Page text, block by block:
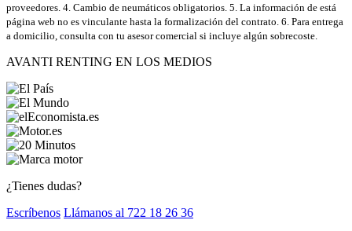
proveedores. 4. Cambio de neumáticos obligatorios. 5. La información de está
página web no es vinculante hasta la formalización del contrato. 6. Para entrega
a domicilio, consulta con tu asesor comercial si incluye algún sobrecoste.
AVANTI RENTING EN LOS MEDIOS
¿Tienes dudas?
Escríbenos Llámanos al 722 18 26 36